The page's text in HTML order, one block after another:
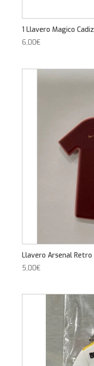
1 Llavero Magico Cadiz
6,00€
Llavero Arsenal Retro
5,00€